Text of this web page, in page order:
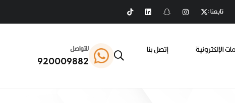
تابعنا :
الإلكترونية
إتصل بنا
للتواصل
920009882